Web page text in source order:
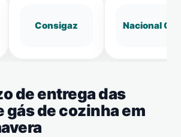
Consigaz Nacional Gás
de entrega das
gás de cozinha em